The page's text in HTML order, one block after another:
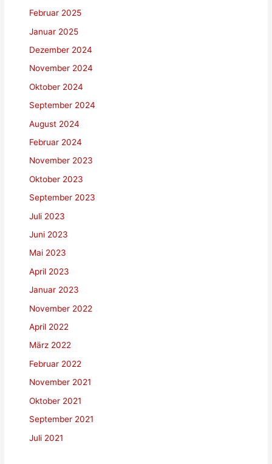
Februar 2025
Januar 2025
Dezember 2024
November 2024
Oktober 2024
September 2024
August 2024
Februar 2024
November 2023
Oktober 2023
September 2023
Juli 2023
Juni 2023
Mai 2023
April 2023
Januar 2023
November 2022
April 2022
März 2022
Februar 2022
November 2021
Oktober 2021
September 2021
Juli 2021